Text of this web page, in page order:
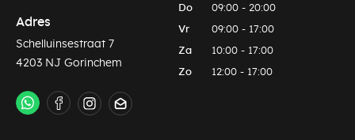
Adres
Schelluinsestraat 7
4203 NJ Gorinchem
Do 09:00 - 20:00
Vr 09:00 - 17:00
Za 10:00 - 17:00
Zo 12:00 - 17:00